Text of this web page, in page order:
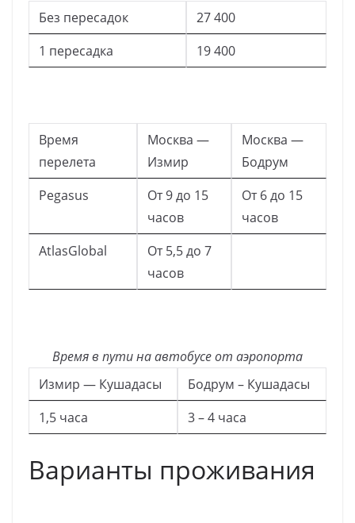
Без пересадок
27 400
1 пересадка
19 400
Время
перелета
Москва —
Измир
Москва —
Бодрум
Pegasus
От 9 до 15
часов
От 6 до 15
часов
AtlasGlobal
От 5,5 до 7
часов
Время в пути на автобусе от аэропорта
Измир — Кушадасы
Бодрум – Кушадасы
1,5 часа
3 – 4 часа
Варианты проживания